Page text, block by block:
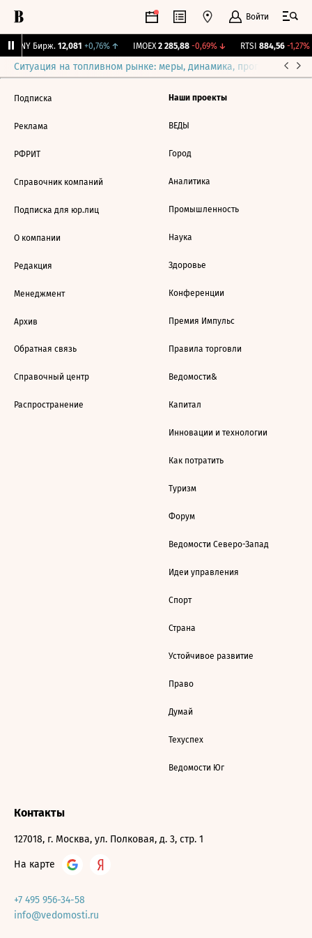
Войти
CNY Бирж. 12,081 +0,76%↑ IMOEX 2 285,88 -0,69%↓ RTSI 884,56 -1,27%
Ситуация на топливном рынке: меры, динамика, прогнозы
Подписка
Реклама
РФРИТ
Справочник компаний
Подписка для юр.лиц
О компании
Редакция
Менеджмент
Архив
Обратная связь
Справочный центр
Распространение
Наши проекты
ВЕДЫ
Город
Аналитика
Промышленность
Наука
Здоровье
Конференции
Премия Импульс
Правила торговли
Ведомости&
Капитал
Инновации и технологии
Как потратить
Туризм
Форум
Ведомости Северо-Запад
Идеи управления
Спорт
Страна
Устойчивое развитие
Право
Думай
Техуспех
Ведомости Юг
Контакты
127018, г. Москва, ул. Полковая, д. 3, стр. 1
На карте
+7 495 956-34-58
info@vedomosti.ru